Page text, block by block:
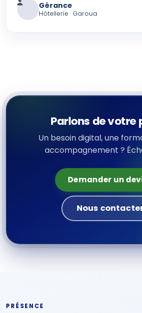
Gérance
Hôtellerie · Garoua
Parlons de votre
Un besoin digital, une
accompagnement ?
Demander un
Nous
PRÉSENCE